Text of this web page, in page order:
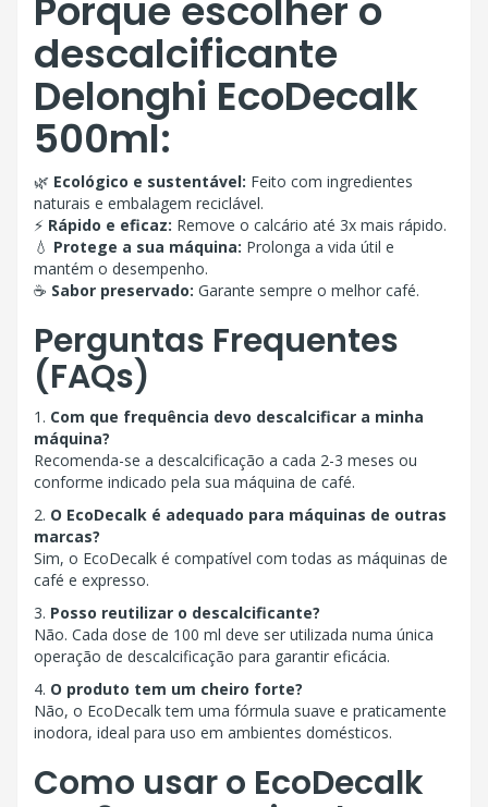
Porque escolher o
descalcificante
Delonghi EcoDecalk
500ml:
🌿 Ecológico e sustentável: Feito com ingredientes
naturais e embalagem reciclável.
⚡ Rápido e eficaz: Remove o calcário até 3x mais rápido.
💧 Protege a sua máquina: Prolonga a vida útil e
mantém o desempenho.
☕ Sabor preservado: Garante sempre o melhor café.
Perguntas Frequentes
(FAQs)
1. Com que frequência devo descalcificar a minha
máquina?
Recomenda-se a descalcificação a cada 2-3 meses ou
conforme indicado pela sua máquina de café.
2. O EcoDecalk é adequado para máquinas de outras
marcas?
Sim, o EcoDecalk é compatível com todas as máquinas de
café e expresso.
3. Posso reutilizar o descalcificante?
Não. Cada dose de 100 ml deve ser utilizada numa única
operação de descalcificação para garantir eficácia.
4. O produto tem um cheiro forte?
Não, o EcoDecalk tem uma fórmula suave e praticamente
inodora, ideal para uso em ambientes domésticos.
Como usar o EcoDecalk